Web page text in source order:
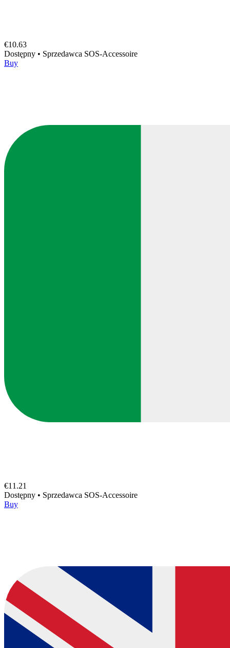
€10.63
Dostępny • Sprzedawca SOS-Accessoire
Buy
€11.21
Dostępny • Sprzedawca SOS-Accessoire
Buy